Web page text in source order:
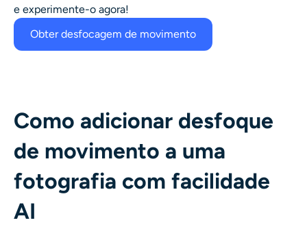
e experimente-o agora!
Obter desfocagem de movimento
Como adicionar desfoque
de movimento a uma
fotografia com facilidade
AI